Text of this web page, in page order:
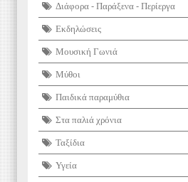
Διάφορα - Παράξενα - Περίεργα
Εκδηλώσεις
Μουσική Γωνιά
Μύθοι
Παιδικά παραμύθια
Στα παλιά χρόνια
Ταξίδια
Υγεία